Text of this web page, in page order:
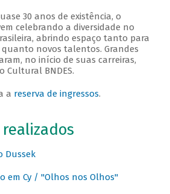
30 anos de existência, o
celebrando a diversidade no
abrindo espaço tanto para
novos talentos. Grandes
no início de suas carreiras,
Cultural BNDES.
a reserva de ingressos.
Dussek
em Cy / "Olhos nos Olhos"